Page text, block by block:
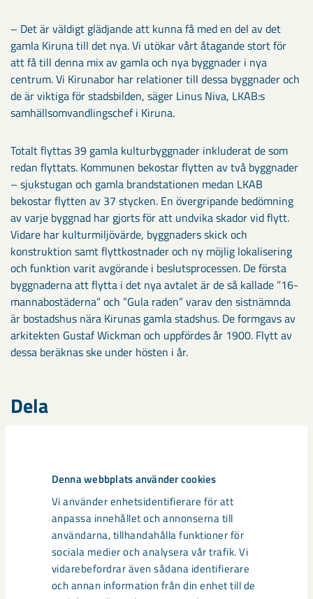
Denna webbplats använder cookies
Vi använder enhetsidentifierare för att
anpassa innehållet och annonserna till
användarna, tillhandahålla funktioner för
sociala medier och analysera vår trafik. Vi
vidarebefordrar även sådana identifierare
och annan information från din enhet till de
– Det är väldigt glädjande att kunna få med en del av det
gamla Kiruna till det nya. Vi utökar vårt åtagande stort för
att få till denna mix av gamla och nya byggnader i nya
centrum. Vi Kirunabor har relationer till dessa byggnader och
de är viktiga för stadsbilden, säger Linus Niva, LKAB:s
samhällsomvandlingschef i Kiruna.
Totalt flyttas 39 gamla kulturbyggnader inkluderat de som
redan flyttats. Kommunen bekostar flytten av två byggnader
– sjukstugan och gamla brandstationen medan LKAB
bekostar flytten av 37 stycken. En övergripande bedömning
av varje byggnad har gjorts för att undvika skador vid flytt.
Vidare har kulturmiljövärde, byggnaders skick och
konstruktion samt flyttkostnader och ny möjlig lokalisering
och funktion varit avgörande i beslutsprocessen. De första
byggnaderna att flytta i det nya avtalet är de så kallade ”16-
mannabostäderna” och ”Gula raden” varav den sistnämnda
är bostadshus nära Kirunas gamla stadshus. De formgavs av
arkitekten Gustaf Wickman och uppfördes år 1900. Flytt av
dessa beräknas ske under hösten i år.
Dela
Taggar
Projekt Kiruna samhällsomvandling
Relaterat innehåll